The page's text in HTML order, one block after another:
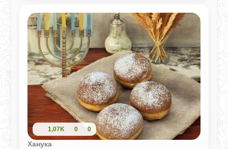
близких свежей выпечкой к чаю.
1,07K 0 0
Ханука